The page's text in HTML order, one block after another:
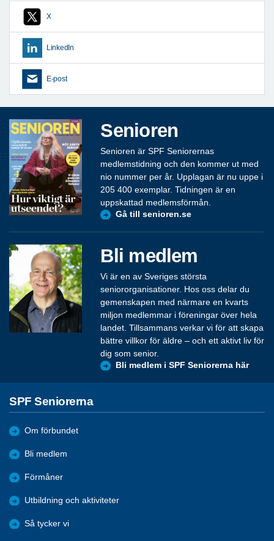
X
LinkedIn
E-post
Senioren
Senioren är SPF Seniorernas
medlemstidning och den kommer ut med
nio nummer per år. Upplagan är nu uppe i
205 400 exemplar. Tidningen är en
uppskattad medlemsförmån.
Gå till senioren.se
Bli medlem
Vi är en av Sveriges största
seniororganisationer. Hos oss delar du
gemenskapen med närmare en kvarts
miljon medlemmar i föreningar över hela
landet. Tillsammans verkar vi för att skapa
bättre villkor för äldre – och ett aktivt liv för
dig som senior.
Bli medlem i SPF Seniorerna här
SPF Seniorerna
Om förbundet
Bli medlem
Förmåner
Utbildning och aktiviteter
Så tycker vi